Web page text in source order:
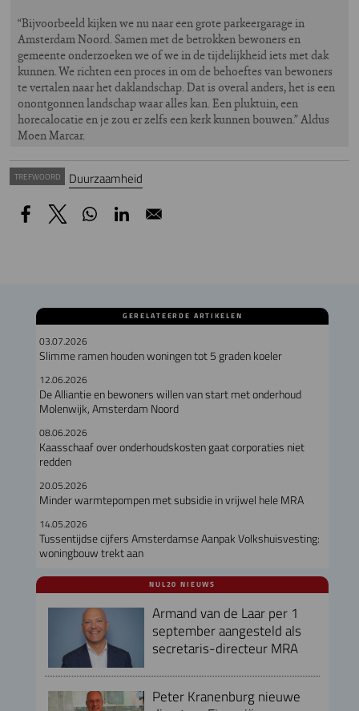
“Bijvoorbeeld kijken we nu naar een grote parkeergarage in
Amsterdam Noord. Samen met de betrokken bewoners en
gemeente onderzoeken we of we in de tijdelijkheid iets met dak
kunnen. We richten een proces in om de behoeftes van bewoners
te vertalen naar het daklandschap. Dat is overal anders, het is een
onontgonnen landschap waar alles kan. Een pluktuin, een
horecalocatie en je zou er zelfs een kerk kunnen bouwen.” Aldus
Moen Marcar.
TREFWOORD Duurzaamheid
GERELATEERDE ARTIKELEN
03.07.2026
Slimme ramen houden woningen tot 5 graden koeler
12.06.2026
De Alliantie en bewoners willen van start met onderhoud
Molenwijk, Amsterdam Noord
08.06.2026
Kaasschaaf over onderhoudskosten gaat corporaties niet
redden
20.05.2026
Minder warmtepompen met subsidie in vrijwel hele MRA
14.05.2026
Tussentijdse cijfers Amsterdamse Aanpak Volkshuisvesting:
woningbouw trekt aan
NUL20 NIEUWS
Armand van de Laar per 1
september aangesteld als
secretaris-directeur MRA
Peter Kranenburg nieuwe